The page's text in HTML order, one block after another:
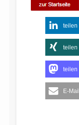
teilen
teilen
teilen
E-Mail